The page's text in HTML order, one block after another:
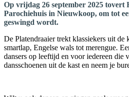
Op vrijdag 26 september 2025 tovert
Parochiehuis in Nieuwkoop, om tot
geswingd wordt.
De Platendraaier trekt klassiekers uit
smartlap, Engelse wals tot merengue.
dansers op leeftijd en voor iedereen die
dansschoenen uit de kast en neem je